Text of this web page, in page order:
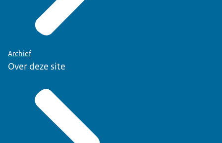
Archief
Over deze site